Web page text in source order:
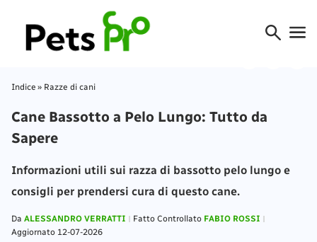
Indice » Razze di cani
Cane Bassotto a Pelo Lungo: Tutto da
Sapere
Informazioni utili sui razza di bassotto pelo lungo e
consigli per prendersi cura di questo cane.
Da ALESSANDRO VERRATTI Fatto Controllato FABIO ROSSI
Aggiornato 12-07-2026